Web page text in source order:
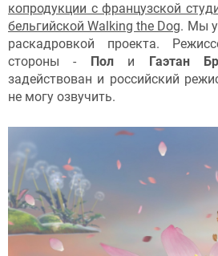
копродукции с французской
бельгийской Walking the Dog. Мы
раскадровкой проекта.
стороны -
Поли Гаэтан
задействован и российский
не могу озвучить.